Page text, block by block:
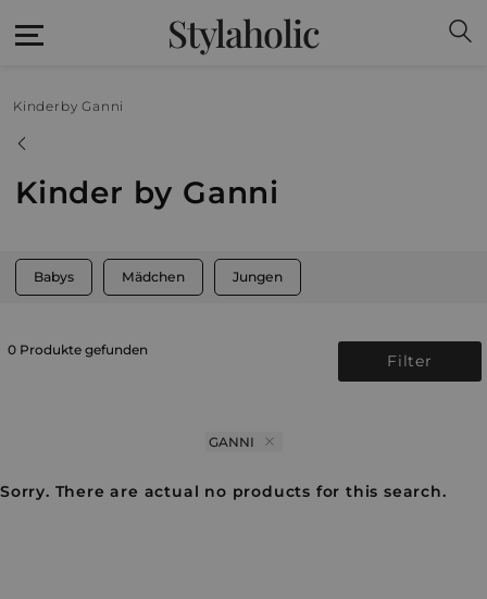
Stylaholic
Kinder by Ganni
Kinder by Ganni
Babys Mädchen Jungen
0 Produkte gefunden
Filter
GANNI
Sorry. There are actual no products for this search.